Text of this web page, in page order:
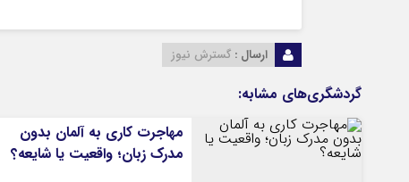
ارسال : گسترش نیوز
گردشگری‌های مشابه:
مهاجرت کاری به آلمان بدون
مدرک زبان؛ واقعیت یا شایعه؟